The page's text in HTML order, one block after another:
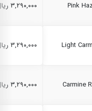
۳,۲۹۰,۰۰۰ ریال
۳,۲۹۰,۰۰۰ ریال
۳,۲۹۰,۰۰۰ ریال